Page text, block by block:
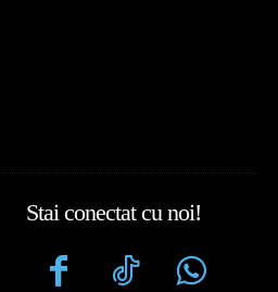
Stai conectat cu noi!